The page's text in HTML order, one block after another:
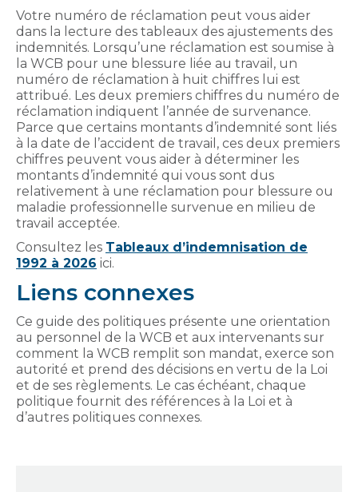
Votre numéro de réclamation peut vous aider
dans la lecture des tableaux des ajustements des
indemnités. Lorsqu’une réclamation est soumise à
la WCB pour une blessure liée au travail, un
numéro de réclamation à huit chiffres lui est
attribué. Les deux premiers chiffres du numéro de
réclamation indiquent l’année de survenance.
Parce que certains montants d’indemnité sont liés
à la date de l’accident de travail, ces deux premiers
chiffres peuvent vous aider à déterminer les
montants d’indemnité qui vous sont dus
relativement à une réclamation pour blessure ou
maladie professionnelle survenue en milieu de
travail acceptée.
Consultez les Tableaux d’indemnisation de
1992 à 2026 ici.
Liens connexes
Ce guide des politiques présente une orientation
au personnel de la WCB et aux intervenants sur
comment la WCB remplit son mandat, exerce son
autorité et prend des décisions en vertu de la Loi
et de ses règlements. Le cas échéant, chaque
politique fournit des références à la Loi et à
d’autres politiques connexes.